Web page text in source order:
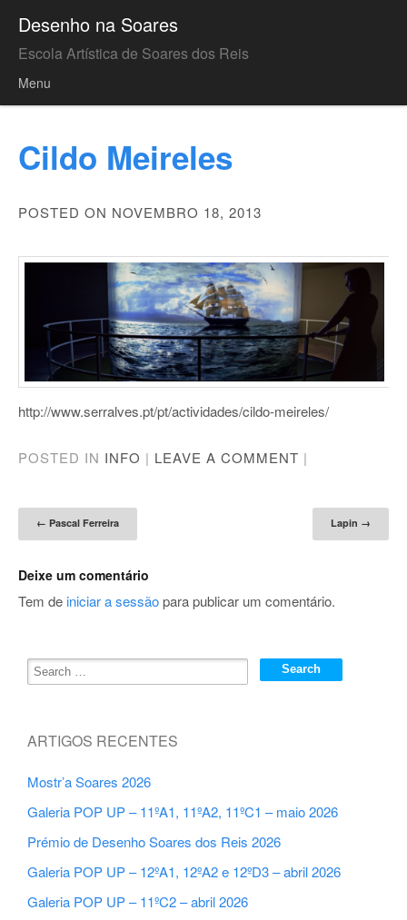
Desenho na Soares
Escola Artística de Soares dos Reis
Menu
Cildo Meireles
POSTED ON NOVEMBRO 18, 2013
http://www.serralves.pt/pt/actividades/cildo-meireles/
POSTED IN INFO | LEAVE A COMMENT |
Post navigation
← Pascal Ferreira Lapin →
Deixe um comentário
Tem de iniciar a sessãopara publicar um comentário.
ARTIGOS RECENTES
Mostr’a Soares 2026
Galeria POP UP – 11ºA1, 11ºA2, 11ºC1 – maio 2026
Prémio de Desenho Soares dos Reis 2026
Galeria POP UP – 12ºA1, 12ºA2 e 12ºD3 – abril 2026
Galeria POP UP – 11ºC2 – abril 2026